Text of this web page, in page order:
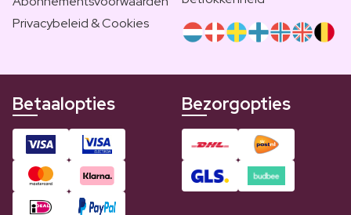
Privacybeleid & Cookies
Betaalopties Bezorgopties